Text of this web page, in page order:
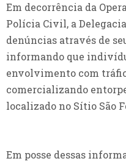
Em decorrência da
Polícia Civil, a
denúncias através de
informando que
envolvimento com
comercializando
localizado no Sítio São
Em posse dessas